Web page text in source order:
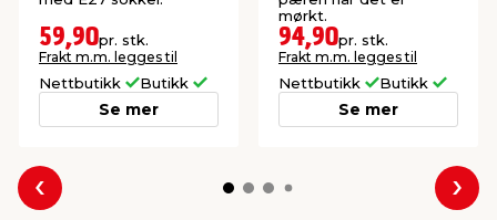
59,90pr. stk.
Frakt m.m. legges til
Nettbutikk Butikk
Se mer
mørkt.
94,90pr. stk.
Frakt m.m. legges til
Nettbutikk Butikk
Se mer
Forrige